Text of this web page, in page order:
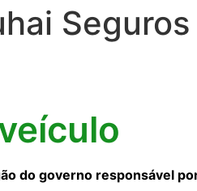
Seguros
do governo responsável